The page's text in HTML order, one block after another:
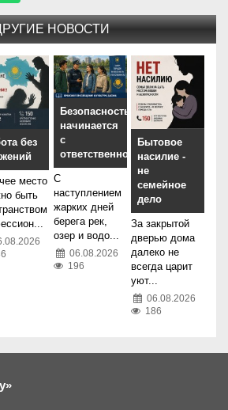
НОВОСТИ
без
место
быть
Безопасность
начинается
с
ответственности
С
наступлением
жарких дней
берега рек,
озер и водо...
06.08.2026
196
Бытовое
насилие -
не
семейное
дело
За закрытой
дверью дома
далеко не
всегда царит
уют...
06.08.2026
186